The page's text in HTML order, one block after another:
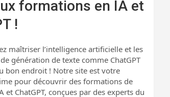
formations en IA et
!
maîtriser l’intelligence artificielle et les
génération de texte comme ChatGPT
bon endroit ! Notre site est votre
pour découvrir des formations de
et ChatGPT, conçues par des experts du